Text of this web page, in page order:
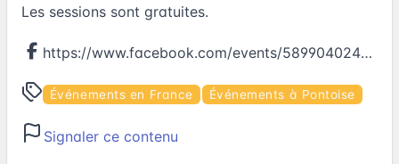
Les sessions sont gratuites.
https://www.facebook.com/events/589904024547766
Événements en France Événements à Pontoise
Signaler ce contenu